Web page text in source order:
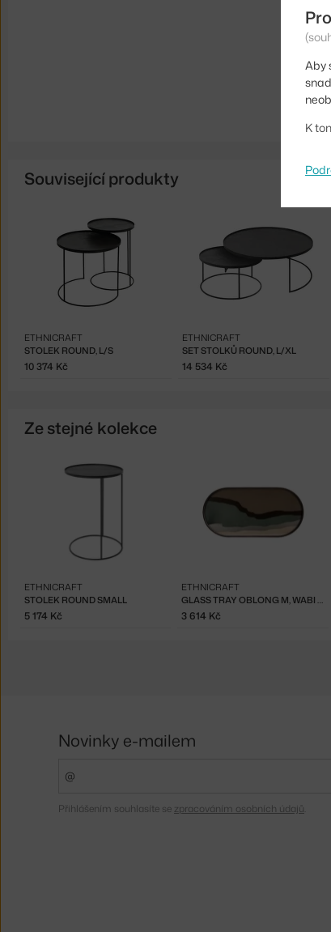
Související produkty
STOLEK ROUND, L/S
ETHNICRAFT
10 374 Kč
SET STOLKŮ ROUND, L/XL
ETHNICRAFT
14 534 Kč
Ze stejné kolekce
STOLEK ROUND SMALL
ETHNICRAFT
5 174 Kč
GLASS TRAY OBLONG M, WABI SABI
ETHNICRAFT
3 614 Kč
Aby
K
Novinky e-mailem
Přihlášením souhlasíte se zpracováním osobních údajů